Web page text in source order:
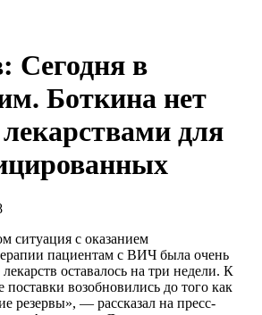
Сегодня в
Боткина нет
для
ситуация с оказанием
пациентам с ВИЧ была очень
лекарств оставалось на три недели. К
поставки возобновились до того как
резервы», — рассказал на пресс-